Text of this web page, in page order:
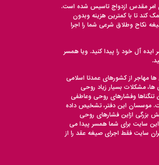
امر مقدس ازدواج تاسیس شده است.
کند تا با کمترین هزینه وبدون
نکاح وطلاق شرعی شما را اجرا
آل خود را پیدا کنید. ویا همسر
مهاجر از کشورهای عمدتا اسلامی
مشکلات بسیار زیاد روحی
تنگناها وفشارهای روحی وعاطفی
موسسان این دفتر، تشخیص داده
بزرگی ازاین فشارهای روحی
سایت برای شما همسر پیدا می
سایت فقط اجرای صیغه عقد را از